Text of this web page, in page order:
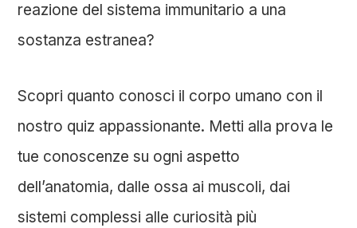
reazione del sistema immunitario a una
sostanza estranea?
Scopri quanto conosci il corpo umano con il
nostro quiz appassionante. Metti alla prova le
tue conoscenze su ogni aspetto
dell’anatomia, dalle ossa ai muscoli, dai
sistemi complessi alle curiosità più